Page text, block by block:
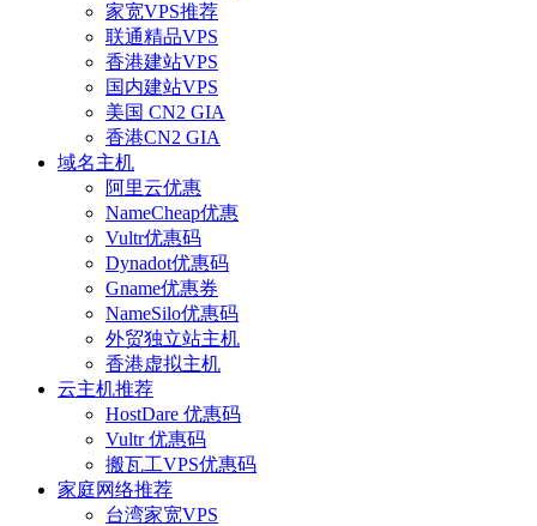
家宽VPS推荐
联通精品VPS
香港建站VPS
国内建站VPS
美国 CN2 GIA
香港CN2 GIA
域名主机
阿里云优惠
NameCheap优惠
Vultr优惠码
Dynadot优惠码
Gname优惠券
NameSilo优惠码
外贸独立站主机
香港虚拟主机
云主机推荐
HostDare 优惠码
Vultr 优惠码
搬瓦工VPS优惠码
家庭网络推荐
台湾家宽VPS